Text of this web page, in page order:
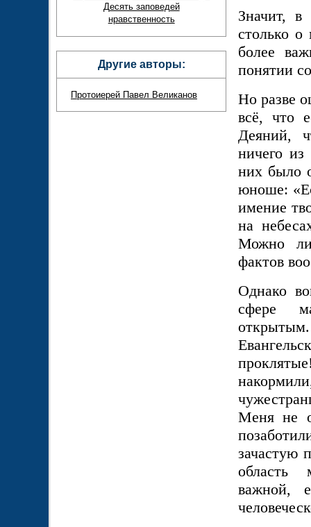
Значит,
столько о
более
понятии
Но разве
всё, что
Деяний,
ничего
них было
юноше:
имение
на
Можно
фактов
Однако
сфере
Меня не
зачастую
область
важной,
Десять заповедей
нравственность
Другие авторы:
Протоиерей Павел Великанов